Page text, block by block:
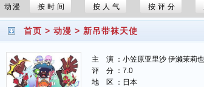
剧
动漫 按时间 按人气 按评分
首页 > 动漫 > 新吊带袜天使
主 演 ：小笠原亚里沙 伊濑茉莉也
评 分 ：7.0
地 区 ：日本